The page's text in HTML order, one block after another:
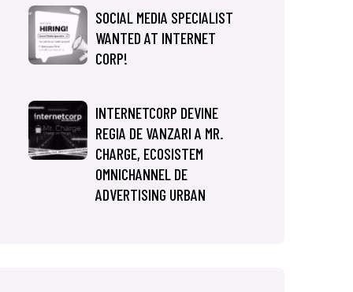
SOCIAL MEDIA SPECIALIST
WANTED AT INTERNET
CORP!
INTERNETCORP DEVINE
REGIA DE VANZARI A MR.
CHARGE, ECOSISTEM
OMNICHANNEL DE
ADVERTISING URBAN